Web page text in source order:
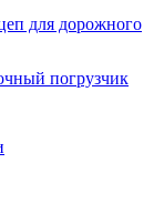
для дорожного
погрузчик